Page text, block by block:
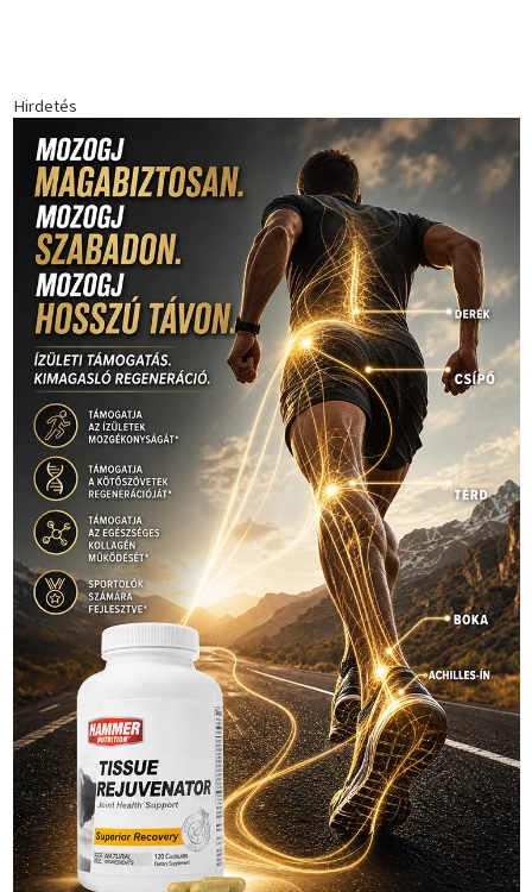
Hirdetés